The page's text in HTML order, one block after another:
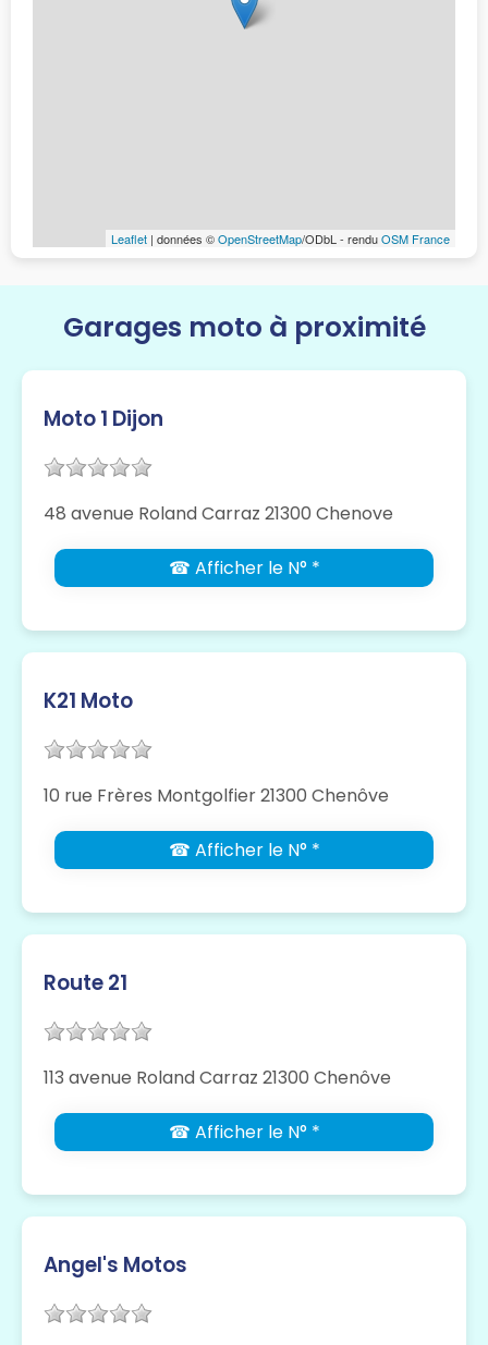
Leaflet | données ©OpenStreetMap/ODbL - renduOSM France
Garages moto à proximité
Moto 1 Dijon
48 avenue Roland Carraz 21300 Chenove
☎ Afficher le N° *
K21 Moto
10 rue Frères Montgolfier 21300 Chenôve
☎ Afficher le N° *
Route 21
113 avenue Roland Carraz 21300 Chenôve
☎ Afficher le N° *
Angel's Motos